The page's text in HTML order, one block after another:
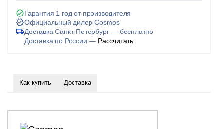
Гарантия 1 год от производителя
Официальный дилер Cosmos
Доставка Санкт-Петербург — бесплатно
Доставка по России — Рассчитать
Как купить Доставка